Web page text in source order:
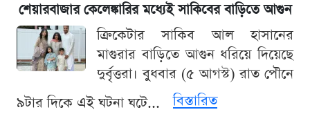
শেয়ারবাজার কেলেঙ্কারির মধ্যেই সাকিবের বাড়িতে আগুন
ক্রিকেটার সাকিব আল হাসানের
মাগুরার বাড়িতে আগুন ধরিয়ে দিয়েছে
দুর্বৃত্তরা। বুধবার (৫ আগস্ট) রাত পৌনে
৯টার দিকে এই ঘটনা ঘটে...
বিস্তারিত